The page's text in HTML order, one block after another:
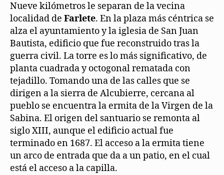
Nueve kilómetros le separan de la vecina
localidad de Farlete. En la plaza más céntrica se
alza el ayuntamiento y la iglesia de San Juan
Bautista, edificio que fue reconstruido tras la
guerra civil. La torre es lo más significativo, de
planta cuadrada y octogonal rematada con
tejadillo. Tomando una de las calles que se
dirigen a la sierra de Alcubierre, cercana al
pueblo se encuentra la ermita de la Virgen de la
Sabina. El origen del santuario se remonta al
siglo XIII, aunque el edificio actual fue
terminado en 1687. El acceso a la ermita tiene
un arco de entrada que da a un patio, en el cual
está el acceso a la capilla.